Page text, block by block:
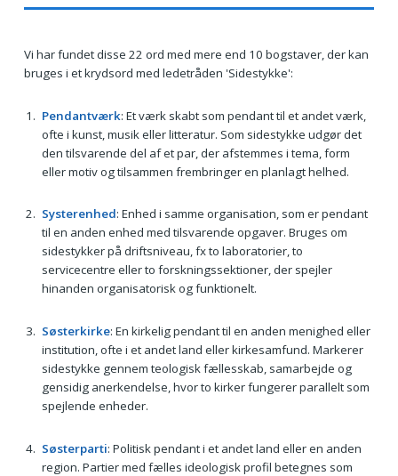
Vi har fundet disse 22 ord med mere end 10 bogstaver, der kan
bruges i et krydsord med ledetråden 'Sidestykke':
Pendantværk: Et værk skabt som pendant til et andet værk,
ofte i kunst, musik eller litteratur. Som sidestykke udgør det
den tilsvarende del af et par, der afstemmes i tema, form
eller motiv og tilsammen frembringer en planlagt helhed.
Systerenhed: Enhed i samme organisation, som er pendant
til en anden enhed med tilsvarende opgaver. Bruges om
sidestykker på driftsniveau, fx to laboratorier, to
servicecentre eller to forskningssektioner, der spejler
hinanden organisatorisk og funktionelt.
Søsterkirke: En kirkelig pendant til en anden menighed eller
institution, ofte i et andet land eller kirkesamfund. Markerer
sidestykke gennem teologisk fællesskab, samarbejde og
gensidig anerkendelse, hvor to kirker fungerer parallelt som
spejlende enheder.
Søsterparti: Politisk pendant i et andet land eller en anden
region. Partier med fælles ideologisk profil betegnes som